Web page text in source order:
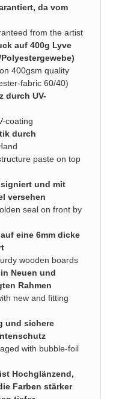
da vom
from the artist
auf 400g Lyve
400gsm quality
fabric 60/40)
durch UV-
coating
durch
paste on top
und mit
versehen
seal on front by
eine 6mm dicke
wooden boards
Neuen und
Rahmen
new and fitting
und sichere
with bubble-foil
Hochglänzend,
Farben stärker